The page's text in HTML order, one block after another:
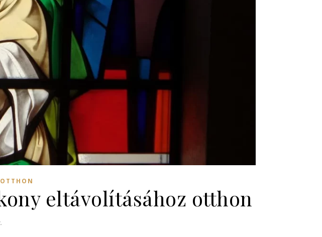
OTTHON
eltávolításához otthon